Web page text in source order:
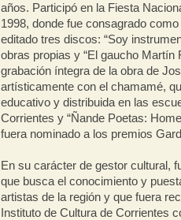
años. Participó en la Fiesta
1998, donde fue consagrado
editado tres discos: “Soy
obras propias y “El gaucho Martín
grabación íntegra de la obra de
artísticamente con el chamamé,
educativo y distribuida en las
Corrientes y “Ñande Poetas:
fuera nominado a los premios
En su carácter de gestor cultural,
que busca el conocimiento y
artistas de la región y que fuera
Instituto de Cultura de Corrientes